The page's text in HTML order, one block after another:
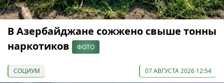
В Азербайджане сожжено свыше тонны
наркотиков
ФОТО
СОЦИУМ 07 АВГУСТА 2026 12:54